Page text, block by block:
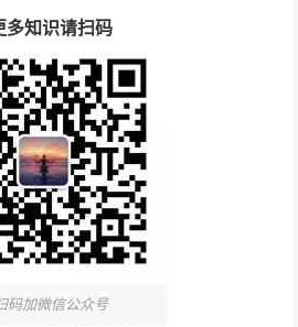
多知识请扫码
码加微信公众号